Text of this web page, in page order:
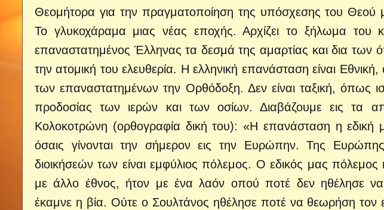
Θεομήτορα για την πραγματοποίηση της υπόσχεσης του Θεού
Το γλυκοχάραμα μιας νέας εποχής. Αρχίζει το ξήλωμα του
επαναστατημένος Έλληνας τα δεσμά της αμαρτίας και δια των
την ατομική του ελευθερία. Η ελληνική επανάσταση είναι
των επαναστατημένων την Ορθόδοξη. Δεν είναι ταξική, όπως
προδοσίας των ιερών και των οσίων. Διαβάζουμε εις τα
Κολοκοτρώνη (ορθογραφία δική του): «Η επανάσταση η εδική
όσαις γίνονται την σήμερον εις την Ευρώπην. Της
διοικήσεών των είναι εμφύλιος πόλεμος. Ο εδικός μας πόλεμος
με άλλο έθνος, ήτον με ένα λαόν οπού ποτέ δεν ηθέλησε
έκαμνε η βία. Ούτε ο Σουλτάνος ηθέλησε ποτέ να θεωρήση τον